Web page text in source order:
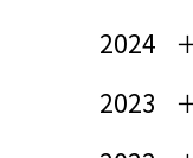
2024
2023